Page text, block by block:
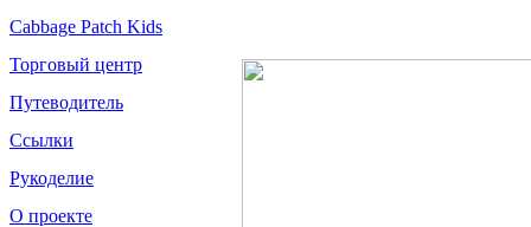
Cabbage Patch Kids
Торговый центр
Путеводитель
Ссылки
Рукоделие
О проекте